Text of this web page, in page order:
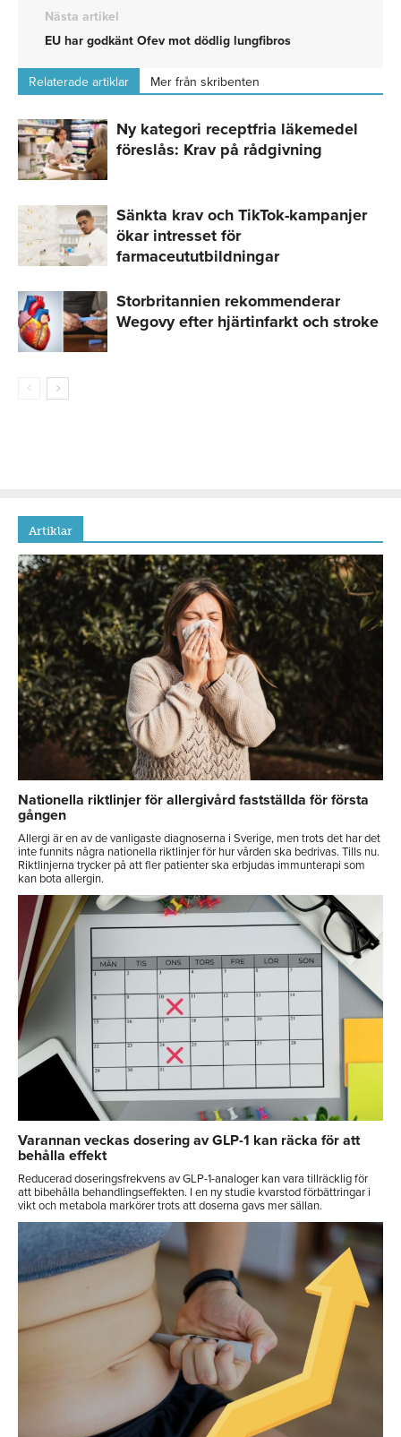
Nästa artikel
EU har godkänt Ofev mot dödlig lungfibros
Relaterade artiklar Mer från skribenten
Ny kategori receptfria läkemedel
föreslås: Krav på rådgivning
Sänkta krav och TikTok-kampanjer
ökar intresset för
farmaceututbildningar
Storbritannien rekommenderar
Wegovy efter hjärtinfarkt och stroke
Artiklar
Nationella riktlinjer för allergivård fastställda för första
gången
Allergi är en av de vanligaste diagnoserna i Sverige, men trots det har det
inte funnits några nationella riktlinjer för hur vården ska bedrivas. Tills nu.
Riktlinjerna trycker på att fler patienter ska erbjudas immunterapi som
kan bota allergin.
Varannan veckas dosering av GLP-1 kan räcka för att
behålla effekt
Reducerad doseringsfrekvens av GLP-1-analoger kan vara tillräcklig för
att bibehålla behandlingseffekten. I en ny studie kvarstod förbättringar i
vikt och metabola markörer trots att doserna gavs mer sällan.